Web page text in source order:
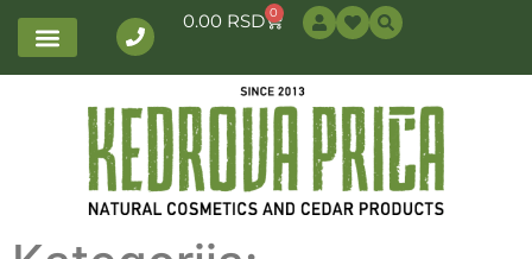
0.00 RSD 0